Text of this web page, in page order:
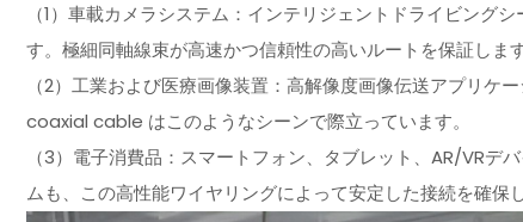
（1）車載カメラシステム：インテリジェントドライビング
す。極細同軸線束が高速かつ信頼性の高いルートを保証します
（2）工業および医療画像装置：高解像度画像伝送アプリ
coaxial cable はこのようなシーンで際立っています。
（3）電子消費品：スマートフォン、タブレット、AR/VR
ムも、この高性能ワイヤリングによって安定した接続を確保し